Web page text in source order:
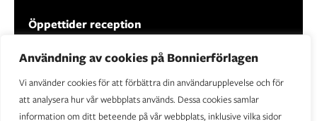
Användning av cookies på Bonnierförlagen
Vi använder cookies för att förbättra din användarupplevelse och för
att analysera hur vår webbplats används. Dessa cookies samlar
information om ditt beteende på vår webbplats, inklusive vilka sidor
Öppettider reception